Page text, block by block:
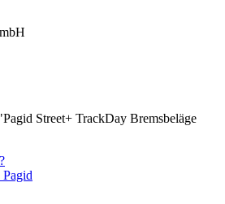
Street+ TrackDay Bremsbeläge